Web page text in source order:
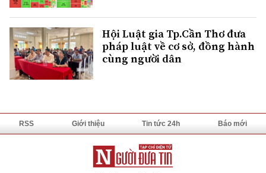
Hội Luật gia Tp.Cần Thơ đưa
pháp luật về cơ sở, đồng hành
cùng người dân
RSS Giới thiệu Tin tức 24h Báo mới